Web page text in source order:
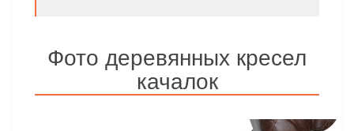
Фото деревянных кресел
качалок